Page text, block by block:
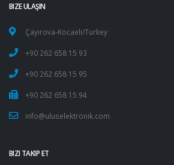
BIZE ULAŞIN
Çayırova-Kocaeli/Turkey
+90 262 658 15 93
+90 262 658 15 95
+90 262 658 15 94
info@uluselektronik.com
BIZI TAKIP ET